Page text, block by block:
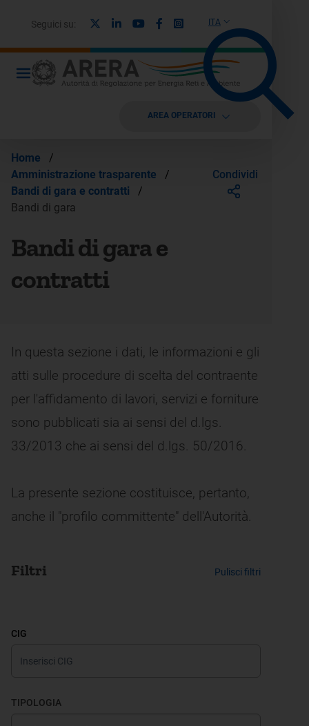
ITA
Seguici su: LinkedinYoutubeFacebook
Instagram
AREA OPERATORI
Home
/
Amministrazione trasparente
/
Bandi di gara e contratti
/
Bandi di gara
Condividi
Bandi di gara e
contratti
In questa sezione i dati, le informazioni e gli
atti sulle procedure di scelta del contraente
per l'affidamento di lavori, servizi e forniture
sono pubblicati sia ai sensi del d.lgs.
33/2013 che ai sensi del d.lgs. 50/2016.
La presente sezione costituisce, pertanto,
anche il "profilo committente" dell'Autorità.
Filtri Pulisci filtri
CIG
TIPOLOGIA